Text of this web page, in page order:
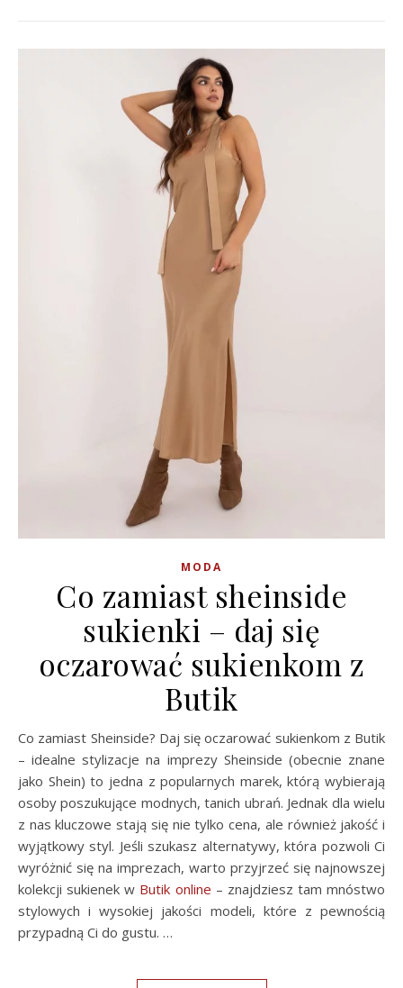
MODA
Co zamiast sheinside
sukienki – daj się
oczarować sukienkom z
Butik
Co zamiast Sheinside? Daj się oczarować sukienkom z Butik
– idealne stylizacje na imprezy Sheinside (obecnie znane
jako Shein) to jedna z popularnych marek, którą wybierają
osoby poszukujące modnych, tanich ubrań. Jednak dla wielu
z nas kluczowe stają się nie tylko cena, ale również jakość i
wyjątkowy styl. Jeśli szukasz alternatywy, która pozwoli Ci
wyróżnić się na imprezach, warto przyjrzeć się najnowszej
kolekcji sukienek w Butik online – znajdziesz tam mnóstwo
stylowych i wysokiej jakości modeli, które z pewnością
przypadną Ci do gustu. …